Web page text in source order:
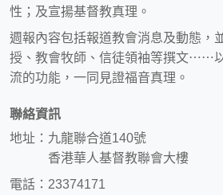
性；及宣揚基督教真理。
週報內容包括報道教會消息及動態，
授、教會牧師、信徒領袖等撰文⋯⋯
流的功能，一同見證福音真理。
聯絡資訊
地址：九龍聯合道140號
香港華人基督教聯會大樓
電話：23374171